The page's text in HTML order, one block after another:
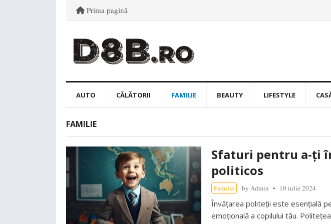
Prima pagină
AUTO CĂLĂTORII FAMILIE BEAUTY LIFESTYLE
FAMILIE
Sfaturi pentru a-ți
politicos
Familie by Admin 10 iulie 2024
Învățarea politeții este esențială
emoțională a copilului tău.